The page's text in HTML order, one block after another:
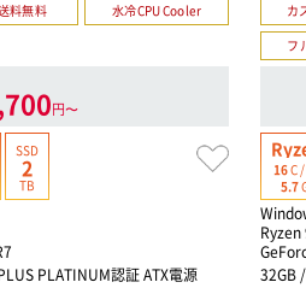
料無料
水冷CPU Cooler
円〜
SSD
2
TB
PLATINUM認証 ATX電源
カ
フ
16C /
5.7
Ryzen
32GB